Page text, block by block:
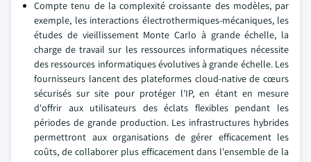
Compte tenu de la complexité croissante des modèles, par
exemple, les interactions électrothermiques-mécaniques, les
études de vieillissement Monte Carlo à grande échelle, la
charge de travail sur les ressources informatiques nécessite
des ressources informatiques évolutives à grande échelle. Les
fournisseurs lancent des plateformes cloud-native de cœurs
sécurisés sur site pour protéger l'IP, en étant en mesure
d'offrir aux utilisateurs des éclats flexibles pendant les
périodes de grande production. Les infrastructures hybrides
permettront aux organisations de gérer efficacement les
coûts, de collaborer plus efficacement dans l'ensemble de la